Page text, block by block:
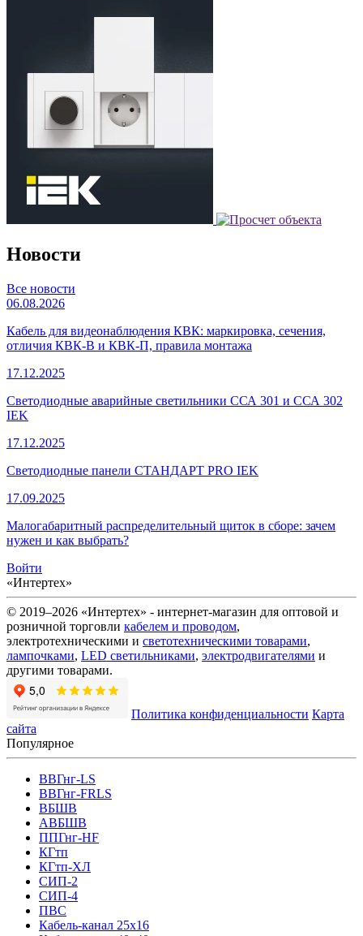
Новости
Все новости
06.08.2026
Кабель для видеонаблюдения КВК: маркировка, сечения,
отличия КВК-В и КВК-П, правила монтажа
17.12.2025
Светодиодные аварийные светильники ССА 301 и ССА 302
IEK
17.12.2025
Светодиодные панели СТАНДАРТ PRO IEK
17.09.2025
Малогабаритный распределительный щиток в сборе: зачем
нужен и как выбрать?
Войти
«Интертех»
© 2019–2026 «Интертех» - интернет-магазин для оптовой и
розничной торговли кабелем и проводом,
электротехническими и светотехническими товарами,
лампочками, LED светильниками, электродвигателями и
другими товарами.
Политика конфиденциальности Карта
сайта
Популярное
ВВГнг-LS
ВВГнг-FRLS
ВБШВ
АВБШВ
ППГнг-HF
КГтп
КГтп-ХЛ
СИП-2
СИП-4
ПВС
Кабель-канал 25х16